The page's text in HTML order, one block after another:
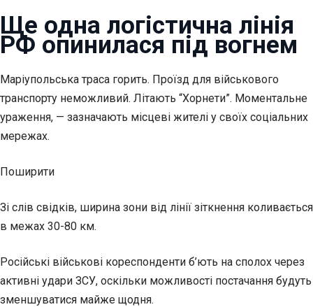
Ще одна логістична лінія
РФ опинилася під вогнем
Маріупольська траса горить. Проїзд для військового
транспорту неможливий. Літають “Хорнети”. Моментальне
ураження, — зазначають місцеві жителі у своїх соціальних
мережах.
Поширити
Зі слів свідків, ширина зони від лінії зіткнення коливається
в межах 30-80 км.
Російські військові кореспонденти б’ють на сполох через
активні удари ЗСУ, оскільки можливості постачання будуть
зменшуватися майже щодня.